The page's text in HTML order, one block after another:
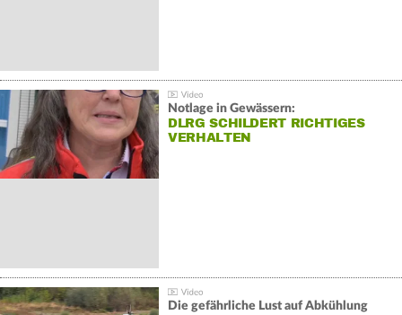
Notlage in Gewässern:
DLRG SCHILDERT RICHTIGES
VERHALTEN
Die gefährliche Lust auf Abkühlung